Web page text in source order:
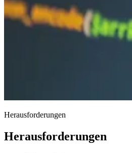
Herausforderungen
Herausforderungen